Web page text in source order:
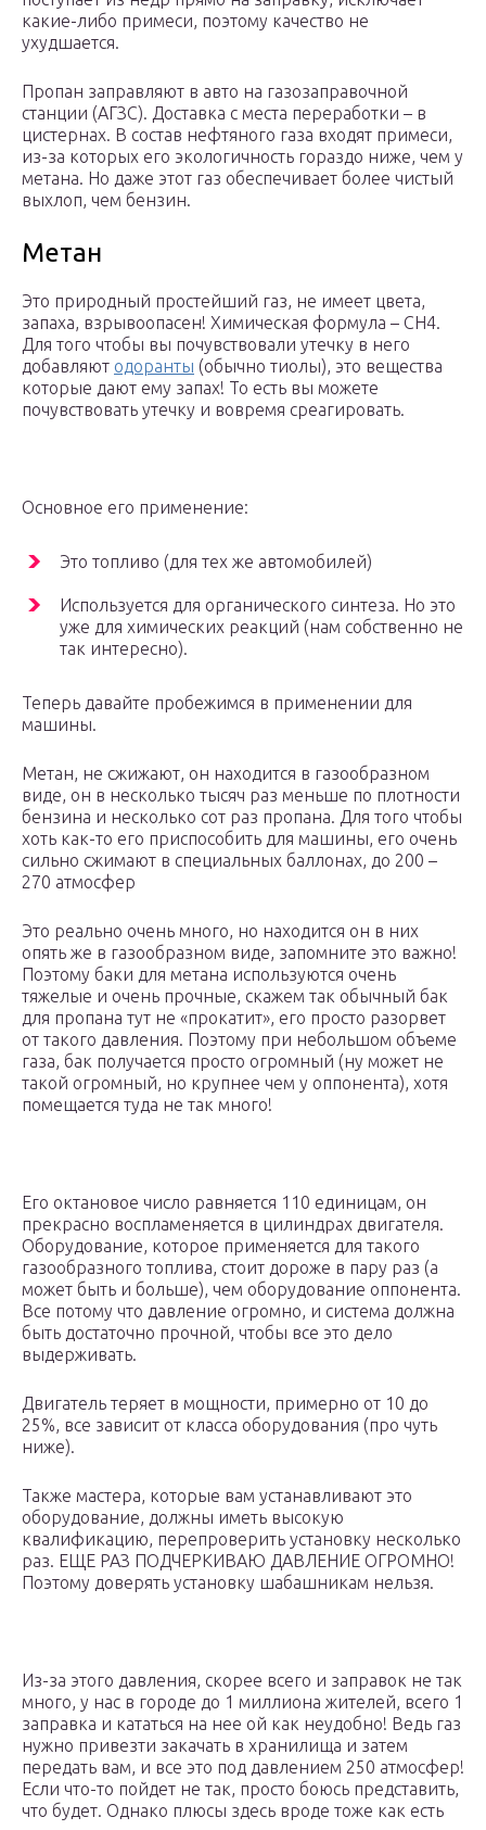
какие-либо примеси, поэтому качество не
ухудшается.
Пропан заправляют в авто на газозаправочной
станции (АГЗС). Доставка с места переработки – в
цистернах. В состав нефтяного газа входят примеси,
из-за которых его экологичность гораздо ниже, чем у
метана. Но даже этот газ обеспечивает более чистый
выхлоп, чем бензин.
Метан
Это природный простейший газ, не имеет цвета,
запаха, взрывоопасен! Химическая формула – CH4.
Для того чтобы вы почувствовали утечку в него
добавляют одоранты (обычно тиолы), это вещества
которые дают ему запах! То есть вы можете
почувствовать утечку и вовремя среагировать.
Основное его применение:
Это топливо (для тех же автомобилей)
Используется для органического синтеза. Но это
уже для химических реакций (нам собственно не
так интересно).
Теперь давайте пробежимся в применении для
машины.
Метан, не сжижают, он находится в газообразном
виде, он в несколько тысяч раз меньше по плотности
бензина и несколько сот раз пропана. Для того чтобы
хоть как-то его приспособить для машины, его очень
сильно сжимают в специальных баллонах, до 200 –
270 атмосфер
Это реально очень много, но находится он в них
опять же в газообразном виде, запомните это важно!
Поэтому баки для метана используются очень
тяжелые и очень прочные, скажем так обычный бак
для пропана тут не «прокатит», его просто разорвет
от такого давления. Поэтому при небольшом объеме
газа, бак получается просто огромный (ну может не
такой огромный, но крупнее чем у оппонента), хотя
помещается туда не так много!
Его октановое число равняется 110 единицам, он
прекрасно воспламеняется в цилиндрах двигателя.
Оборудование, которое применяется для такого
газообразного топлива, стоит дороже в пару раз (а
может быть и больше), чем оборудование оппонента.
Все потому что давление огромно, и система должна
быть достаточно прочной, чтобы все это дело
выдерживать.
Двигатель теряет в мощности, примерно от 10 до
25%, все зависит от класса оборудования (про чуть
ниже).
Также мастера, которые вам устанавливают это
оборудование, должны иметь высокую
квалификацию, перепроверить установку несколько
раз. ЕЩЕ РАЗ ПОДЧЕРКИВАЮ ДАВЛЕНИЕ ОГРОМНО!
Поэтому доверять установку шабашникам нельзя.
Из-за этого давления, скорее всего и заправок не так
много, у нас в городе до 1 миллиона жителей, всего 1
заправка и кататься на нее ой как неудобно! Ведь газ
нужно привезти закачать в хранилища и затем
передать вам, и все это под давлением 250 атмосфер!
Если что-то пойдет не так, просто боюсь представить,
что будет. Однако плюсы здесь вроде тоже как есть